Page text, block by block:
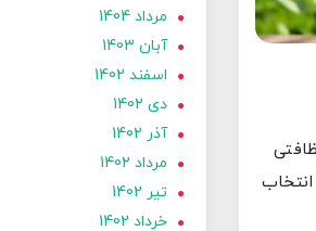
انتخاب
مرداد 1404
آبان 1403
اسفند 1402
دی 1402
آذر 1402
مرداد 1402
تير 1402
خرداد 1402